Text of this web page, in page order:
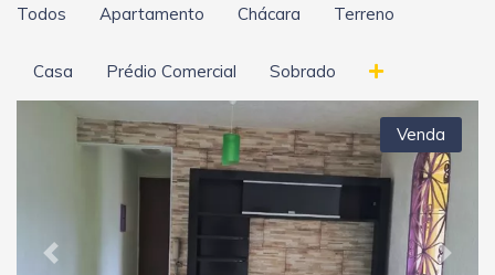
Todos Apartamento Chácara Terreno
Casa Prédio Comercial Sobrado
Previous Next
Venda